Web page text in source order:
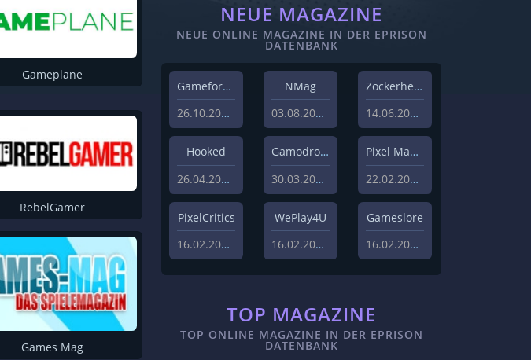
Mag
Kompakt
Brille
Gameplane
RebelGamer
Games Mag
NEUE MAGAZINE
NEUE ONLINE MAGAZINE IN DER EPRISON
DATENBANK
Gameforest
26.10.2023
NMag
03.08.2022
Zockerheim
14.06.2022
Hooked
26.04.2022
Gamodrome
30.03.2022
Pixel Magazin
22.02.2021
PixelCritics
16.02.2021
WePlay4U
16.02.2021
Gameslore
16.02.2021
TOP MAGAZINE
TOP ONLINE MAGAZINE IN DER EPRISON
DATENBANK